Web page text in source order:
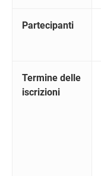
Partecipanti
Termine delle
iscrizioni